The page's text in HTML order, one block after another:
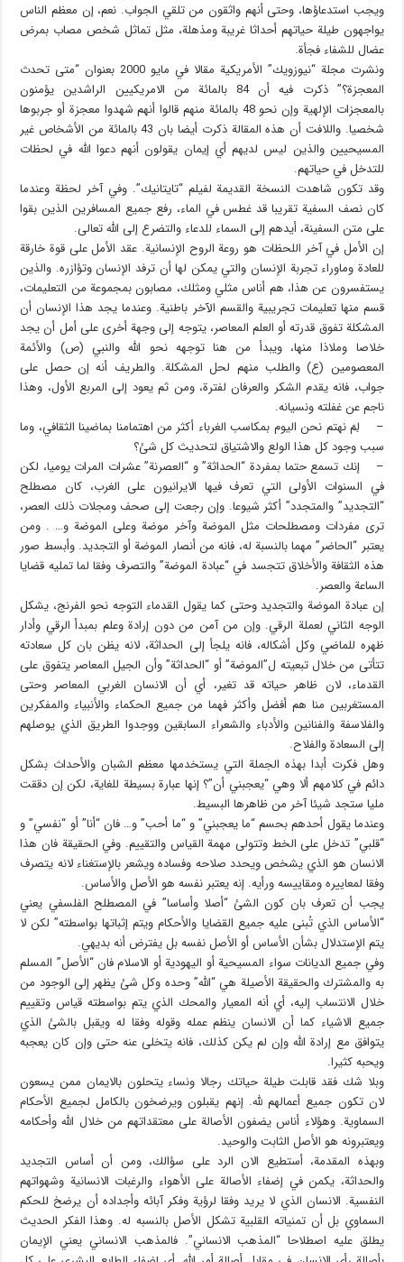
ويجب استدعاؤها، وحتى أنهم واثقون من تلقي الجواب. نعم، إن معظم الناس
يواجهون طيلة حياتهم أحداثا غريبة ومذهلة، مثل تماثل شخص مصاب بمرض
عضال للشفاء فجأة.
ونشرت مجلة “نيوزويك” الأمريكية مقالا في مايو 2000 بعنوان “متى تحدث
المعجزة؟” ذكرت فيه أن 84 بالمائة من الامريكيين الراشدين يؤمنون
بالمعجزات الإلهية وإن نحو 48 بالمائة منهم قالوا أنهم شهدوا معجزة أو جربوها
شخصيا. واللافت أن هذه المقالة ذكرت أيضا بان 43 بالمائة من الأشخاص غير
المسيحيين والذين ليس لديهم أي إيمان يقولون أنهم دعوا الله في لحظات
للتدخل في حياتهم.
وقد تكون شاهدت النسخة القديمة لفيلم “تايتانيك”. وفي آخر لحظة وعندما
كان نصف السفية تقريبا قد غطس في الماء، رفع جميع المسافرين الذين بقوا
على متن السفينة، أيدهم إلى السماء للدعاء والتضرع إلى الله تعالى.
إن الأمل في آخر اللحظات هو روعة الروح الإنسانية. عقد الأمل على قوة خارقة
للعادة وماوراء تجربة الإنسان والتي يمكن لها أن ترفد الإنسان وتؤازره. والذين
يستفسرون عن هذا، هم أناس مثلي ومثلك، مصابون بمجموعة من التعليمات،
قسم منها تعليمات تجريبية والقسم الآخر باطنية. وعندما يجد هذا الإنسان أن
المشكلة تفوق قدرته أو العلم المعاصر، يتوجه إلى وجهة أخرى على أمل أن يجد
خلاصا وملاذا منها، ويبدأ من هنا توجهه نحو الله والنبي (ص) والأئمة
المعصومين (ع) والطلب منهم لحل المشكلة. والطريف أنه إن حصل على
جواب، فانه يقدم الشكر والعرفان لفترة، ومن ثم يعود إلى المربع الأول، وهذا
ناجم عن غفلته ونسيانه.
– لِمَ نهتم نحن اليوم بمكاسب الغرباء أكثر من اهتمامنا بماضينا الثقافي، وما
سبب وجود كل هذا الولع والاشتياق لتحديث كل شئ؟
– إنك تسمع حتما بمفردة “الحداثة” و “العصرنة” عشرات المرات يوميا، لكن
في السنوات الأولى التي تعرف فيها الايرانيون على الغرب، كان مصطلح
“التجديد” والمتجدد” أكثر شيوعا. وإن رجعت إلى صحف ومجلات ذلك العصر،
ترى مفردات ومصطلحات مثل الموضة وآخر موضة وعلى الموضة و… . ومن
يعتبر “الحاضر” مهما بالنسبة له، فانه من أنصار الموضة أو التجديد. وأبسط صور
هذه الثقافة والأخلاق تتجسد في “عبادة الموضة” والتصرف وفقا لما تمليه قضايا
الساعة والعصر.
إن عبادة الموضة والتجديد وحتى كما يقول القدماء التوجه نحو الفرنج، يشكل
الوجه الثاني لعملة الرقي. وإن من آمن من دون إرادة وعلم بمبدأ الرقي وأدار
ظهره للماضي وكل أشكاله، فانه يلجأ إلى الحداثة، لانه يظن بان كل سعادته
تتأتى من خلال تبعيته ل”الموضة” أو “الحداثة” وأن الجيل المعاصر يتفوق على
القدماء، لان ظاهر حياته قد تغير، أي أن الانسان الغربي المعاصر وحتى
المستغربين منا هم أفضل وأكثر فهما من جميع الحكماء والأنبياء والمفكرين
والفلاسفة والفنانين والأدباء والشعراء السابقين ووجدوا الطريق الذي يوصلهم
إلى السعادة والفلاح.
وهل فكرت أبدا بهذه الجملة التي يستخدمها معظم الشبان والأحداث بشكل
دائم في كلامهم ألا وهي “يعجبني أن”؟ إنها عبارة بسيطة للغاية، لكن إن دققت
مليا ستجد شيئا آخر من ظاهرها البسيط.
وعندما يقول أحدهم بحسم “ما يعجبني” و “ما أحب” و… فان “أنا” أو “نفسي” و
“قلبي” تدخل على الخط وتتولى مهمة القياس والتقييم. وفي الحقيقة فان هذا
الانسان هو الذي يشخص ويحدد صلاحه وفساده ويشعر بالإستغناء لانه يتصرف
وفقا لمعاييره ومقاييسه ورأيه. إنه يعتبر نفسه هو الأصل والأساس.
يجب أن تعرف بان كون الشئ “أصلا وأساسا” في المصطلح الفلسفي يعني
“الأساس الذي تُبنى عليه جميع القضايا والأحكام ويتم إثباتها بواسطته” لكن لا
يتم الإستدلال بشأن الأساس أو الأصل نفسه بل يفترض أنه بديهي.
وفي جميع الديانات سواء المسيحية أو اليهودية أو الاسلام فان “الأصل” المسلم
به والمشترك والحقيقة الأصيلة هي “الله” وحده وكل شئ يظهر إلى الوجود من
خلال الانتساب إليه، أي أنه المعيار والمحك الذي يتم بواسطته قياس وتقييم
جميع الاشياء كما أن الانسان ينظم عمله وقوله وفقا له ويقبل بالشئ الذي
يتوافق مع إرادة الله وإن لم يكن كذلك، فانه يتخلى عنه حتى وإن كان يعجبه
ويحبه كثيرا.
وبلا شك فقد قابلت طيلة حياتك رجالا ونساء يتحلون بالايمان ممن يسعون
لان تكون جميع أعمالهم لله. إنهم يقبلون ويرضخون بالكامل لجميع الأحكام
السماوية. وهؤلاء أناس يضفون الأصالة على معتقداتهم من خلال الله وأحكامه
ويعتبرونه هو الأصل الثابت والوحيد.
وبهذه المقدمة، أستطيع الان الرد على سؤالك، ومن أن أساس التجديد
والحداثة، يكمن في إضفاء الأصالة على الأهواء والرغبات الانسانية وشهواتهم
النفسية. الانسان الذي لا يريد وفقا لرؤية وفكر آبائه وأجداده أن يرضخ للحكم
السماوي بل أن تمنياته القلبية تشكل الأصل بالنسبه له. وهذا الفكر الحديث
يطلق عليه اصطلاحا “المذهب الانساني”. فالمذهب الانساني يعني الإيمان